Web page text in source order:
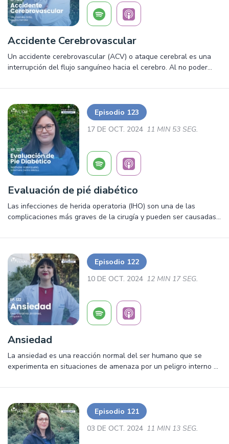
Accidente Cerebrovascular
Un accidente cerebrovascular (ACV) o ataque cerebral es una
interrupción del flujo sanguíneo hacia el cerebro. Al no poder
minutos, ocasionando un daño severo, discapacidad permanente
Episodio 123
17 DE OCT. 2024 11 MIN 53 SEG.
Evaluación de pié diabético
Las infecciones de herida operatoria (IHO) son una de las
complicaciones más graves de la cirugía y pueden ser causadas
se propagan desde la piel
Episodio 122
10 DE OCT. 2024 12 MIN 17 SEG.
Ansiedad
La ansiedad es una reacción normal del ser humano que se
experimenta en situaciones de amenaza por un peligro interno o
57,1% de quienes reportaron síntomas de ansiedad manifestaron
mental, de los cuales, un 44% logró realizar esa consulta en los
últimos doce meses y un 23% se encuentra en tratamiento.
Episodio 121
03 DE OCT. 2024 11 MIN 13 SEG.